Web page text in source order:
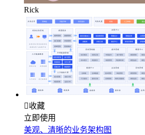
Rick
收藏
立即使用
美观、清晰的业务架构图